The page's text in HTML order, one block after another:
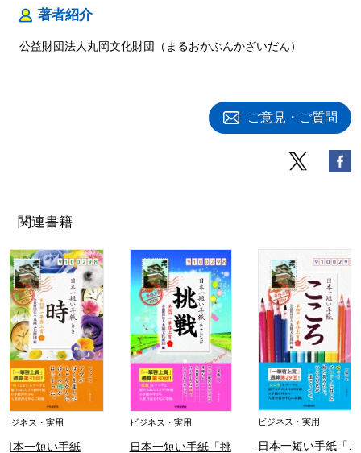
著者紹介
公益財団法人丸岡文化財団（まるおかぶんかざいだん）
ご意見・ご質問
関連書籍
ビジネス・実用
日本一短い手紙
ビジネス・実用
日本一短い手紙「挑
ビジネス・実用
日本一短い手紙「こ